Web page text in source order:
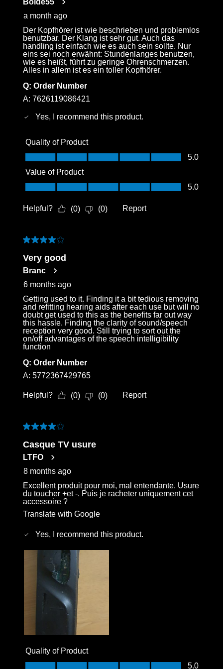
Bolde55
a month ago
Der Kopfhörer ist wie beschrieben und problemlos
benutzbar. Der Klang ist sehr gut. Auch das
handling ist einfach wie es auch sein sollte. Nur
eins sei noch erwähnt: Stundenlanges benutzen,
wie es heißt, führt zu geringe Ohrenschmerzen.
Alles in allem ist es ein toller Kopfhörer.
Q: Order Number
A: 7626119086421
Yes, I recommend this product.
Quality of Product
Quality of Product, 5.0 out of 5
5.0
Value of Product
Value of Product, 5.0 out of 5
5.0
Helpful? (0) (0) Report
4 out of 5 stars.
Very good
Branc
6 months ago
Getting used to it. Finding it a bit tedious removing
and refitting hearing aids after each use but will no
doubt get used to this as the benefits far out way
this hassle. Finding the clarity of sound/speech
reception very good. Still trying to sort out the
on/off advantages of the speech intelligibility
function
Q: Order Number
A: 5772367429765
Helpful? (0) (0) Report
4 out of 5 stars.
Casque TV usure
LTFO
8 months ago
Excellent produit pour moi, mal entendante. Usure
du toucher +et -. Puis je racheter uniquement cet
accessoire ?
Translate with Google
Yes, I recommend this product.
Quality of Product
Quality of Product, 5.0 out of 5
5.0